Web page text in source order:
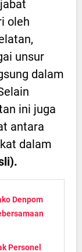
oleh
unsur
dalam
ini juga
antara
dalam
Denpom
Personel